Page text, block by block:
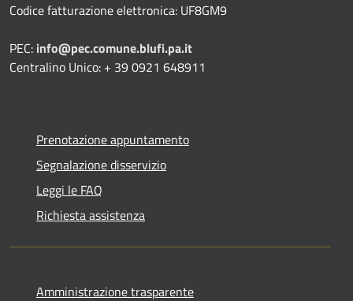
Codice fatturazione elettronica: UF8GM9
PEC: info@pec.comune.blufi.pa.it
Centralino Unico: + 39 0921 648911
Prenotazione appuntamento
Segnalazione disservizio
Leggi le FAQ
Richiesta assistenza
Amministrazione trasparente